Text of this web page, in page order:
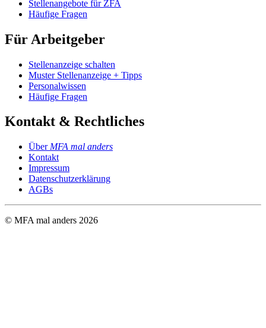
Stellenangebote für ZFA
Häufige Fragen
Für Arbeitgeber
Stellenanzeige schalten
Muster Stellenanzeige + Tipps
Personalwissen
Häufige Fragen
Kontakt & Rechtliches
Über MFA mal anders
Kontakt
Impressum
Datenschutzerklärung
AGBs
© MFA mal anders 2026